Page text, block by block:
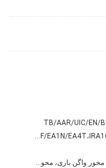
TB/AAR/UIC/EN/
LZ50/JZ45/AAR درجه F/EA1N/EA4T،IRA16/95 و غیره
محور محرک، محور لوکوموتیو، محور واگن باری، محور اتوبوس مسافربری